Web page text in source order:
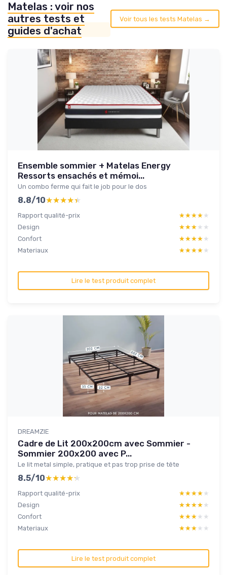
Matelas : voir nos
autres tests et
guides d'achat
Voir tous les tests Matelas →
Ensemble sommier + Matelas Energy
Ressorts ensachés et mémoi...
Un combo ferme qui fait le job pour le dos
8.8/10★★★★★
★★★★★
Rapport qualité-prix ★★★★★
★★★★★
Design
★★★★★
★★★★★
Confort
★★★★★
★★★★★
Materiaux
★★★★★
★★★★★
Lire le test produit complet
DREAMZIE
Cadre de Lit 200x200cm avec Sommier -
Sommier 200x200 avec P...
Le lit metal simple, pratique et pas trop prise de tête
8.5/10★★★★★
★★★★★
Rapport qualité-prix ★★★★★
★★★★★
Design
★★★★★
★★★★★
Confort
★★★★★
★★★★★
Materiaux
★★★★★
★★★★★
Lire le test produit complet